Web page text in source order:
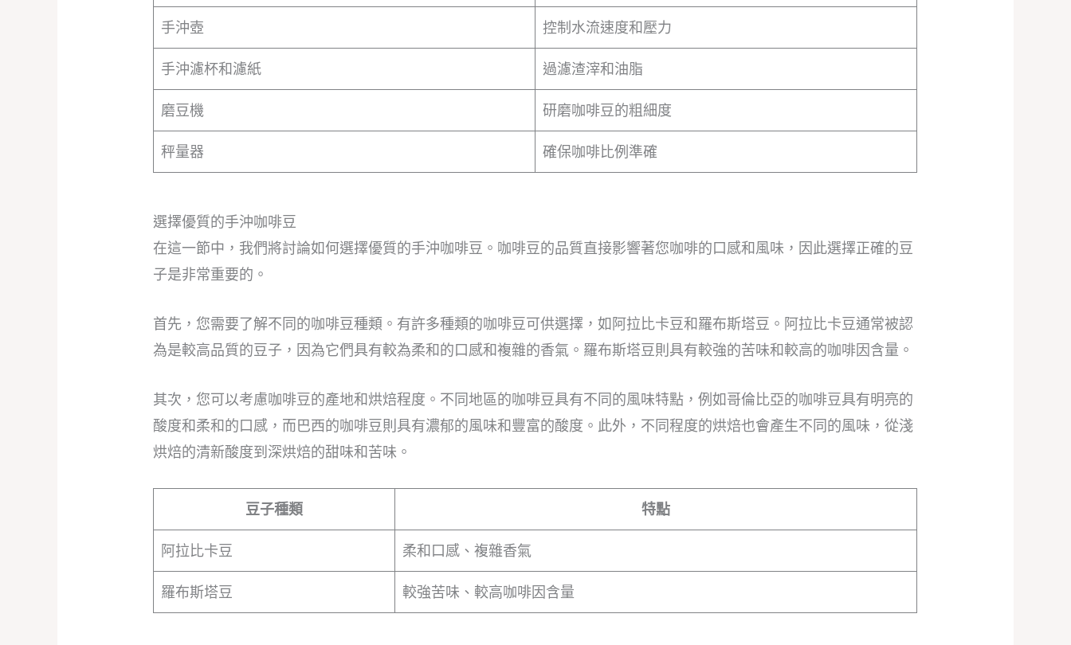
手沖壺 控制水流速度和壓力
手沖濾杯和濾紙 過濾渣滓和油脂
磨豆機 研磨咖啡豆的粗細度
秤量器 確保咖啡比例準確
選擇優質的手沖咖啡豆
在這一節中，我們將討論如何選擇優質的手沖咖啡豆。咖啡豆的品質直接影響著您咖啡的口感和風味，因此選擇正確的豆
子是非常重要的。
首先，您需要了解不同的咖啡豆種類。有許多種類的咖啡豆可供選擇，如阿拉比卡豆和羅布斯塔豆。阿拉比卡豆通常被認
為是較高品質的豆子，因為它們具有較為柔和的口感和複雜的香氣。羅布斯塔豆則具有較強的苦味和較高的咖啡因含量。
其次，您可以考慮咖啡豆的產地和烘焙程度。不同地區的咖啡豆具有不同的風味特點，例如哥倫比亞的咖啡豆具有明亮的
酸度和柔和的口感，而巴西的咖啡豆則具有濃郁的風味和豐富的酸度。此外，不同程度的烘焙也會產生不同的風味，從淺
烘焙的清新酸度到深烘焙的甜味和苦味。
豆子種類 特點
阿拉比卡豆 柔和口感、複雜香氣
羅布斯塔豆 較強苦味、較高咖啡因含量